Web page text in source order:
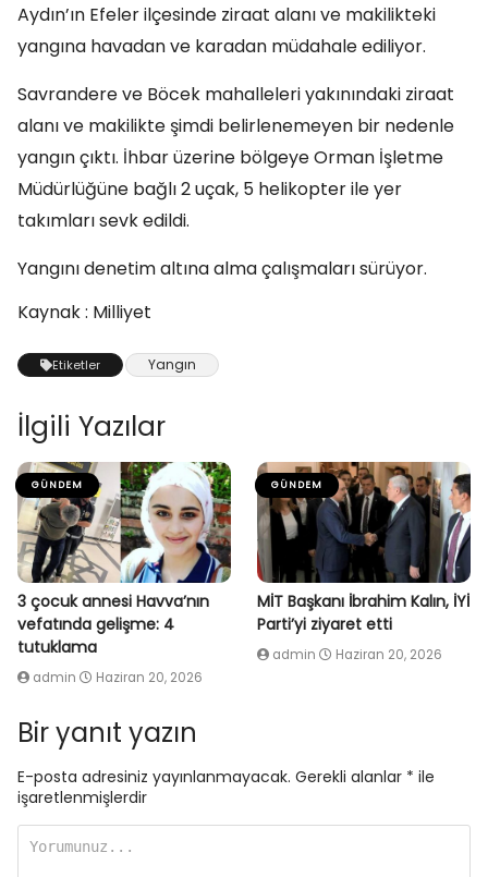
Aydın’ın Efeler ilçesinde ziraat alanı ve makilikteki
yangına havadan ve karadan müdahale ediliyor.
Savrandere ve Böcek mahalleleri yakınındaki ziraat
alanı ve makilikte şimdi belirlenemeyen bir nedenle
yangın çıktı. İhbar üzerine bölgeye Orman İşletme
Müdürlüğüne bağlı 2 uçak, 5 helikopter ile yer
takımları sevk edildi.
Yangını denetim altına alma çalışmaları sürüyor.
Kaynak : Milliyet
Etiketler Yangın
İlgili Yazılar
GÜNDEM
3 çocuk annesi Havva’nın
vefatında gelişme: 4
tutuklama
admin Haziran 20, 2026
GÜNDEM
MİT Başkanı İbrahim Kalın, İYİ
Parti’yi ziyaret etti
admin Haziran 20, 2026
Bir yanıt yazın
E-posta adresiniz yayınlanmayacak. Gerekli alanlar * ile
işaretlenmişlerdir